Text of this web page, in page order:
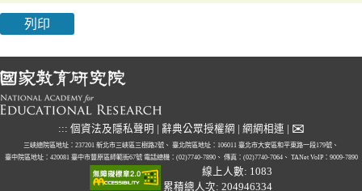
列印
::: 個資法及隱私聲明 辭典公眾授權網 網網相連 ✉
三峽總院區地址：237201 新北市三峽區三樹路2號、 臺北院區地址：106011 臺北市大安區和平東路一段179號、
臺中院區地址：420081 臺中市豐原區師範街67號 電話總機：(02)7740-7890、 傳真：(02)7740-7064、 TANet VoIP：9009-7890
線上人數: 1083
累積總人次: 204946334